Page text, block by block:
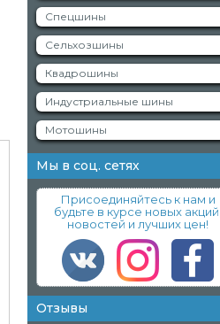
Спецшины
Сельхозшины
Квадрошины
Индустриальные шины
Мотошины
Мы в соц. сетях
Присоединяйтесь к нам и
будьте в курсе новых акций,
новостей и лучших цен!
Отзывы